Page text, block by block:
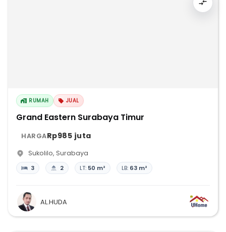
RUMAH JUAL
Grand Eastern Surabaya Timur
HARGARp985 juta
Sukolilo, Surabaya
3 2 LT: 50 m² LB: 63 m²
AL.HUDA